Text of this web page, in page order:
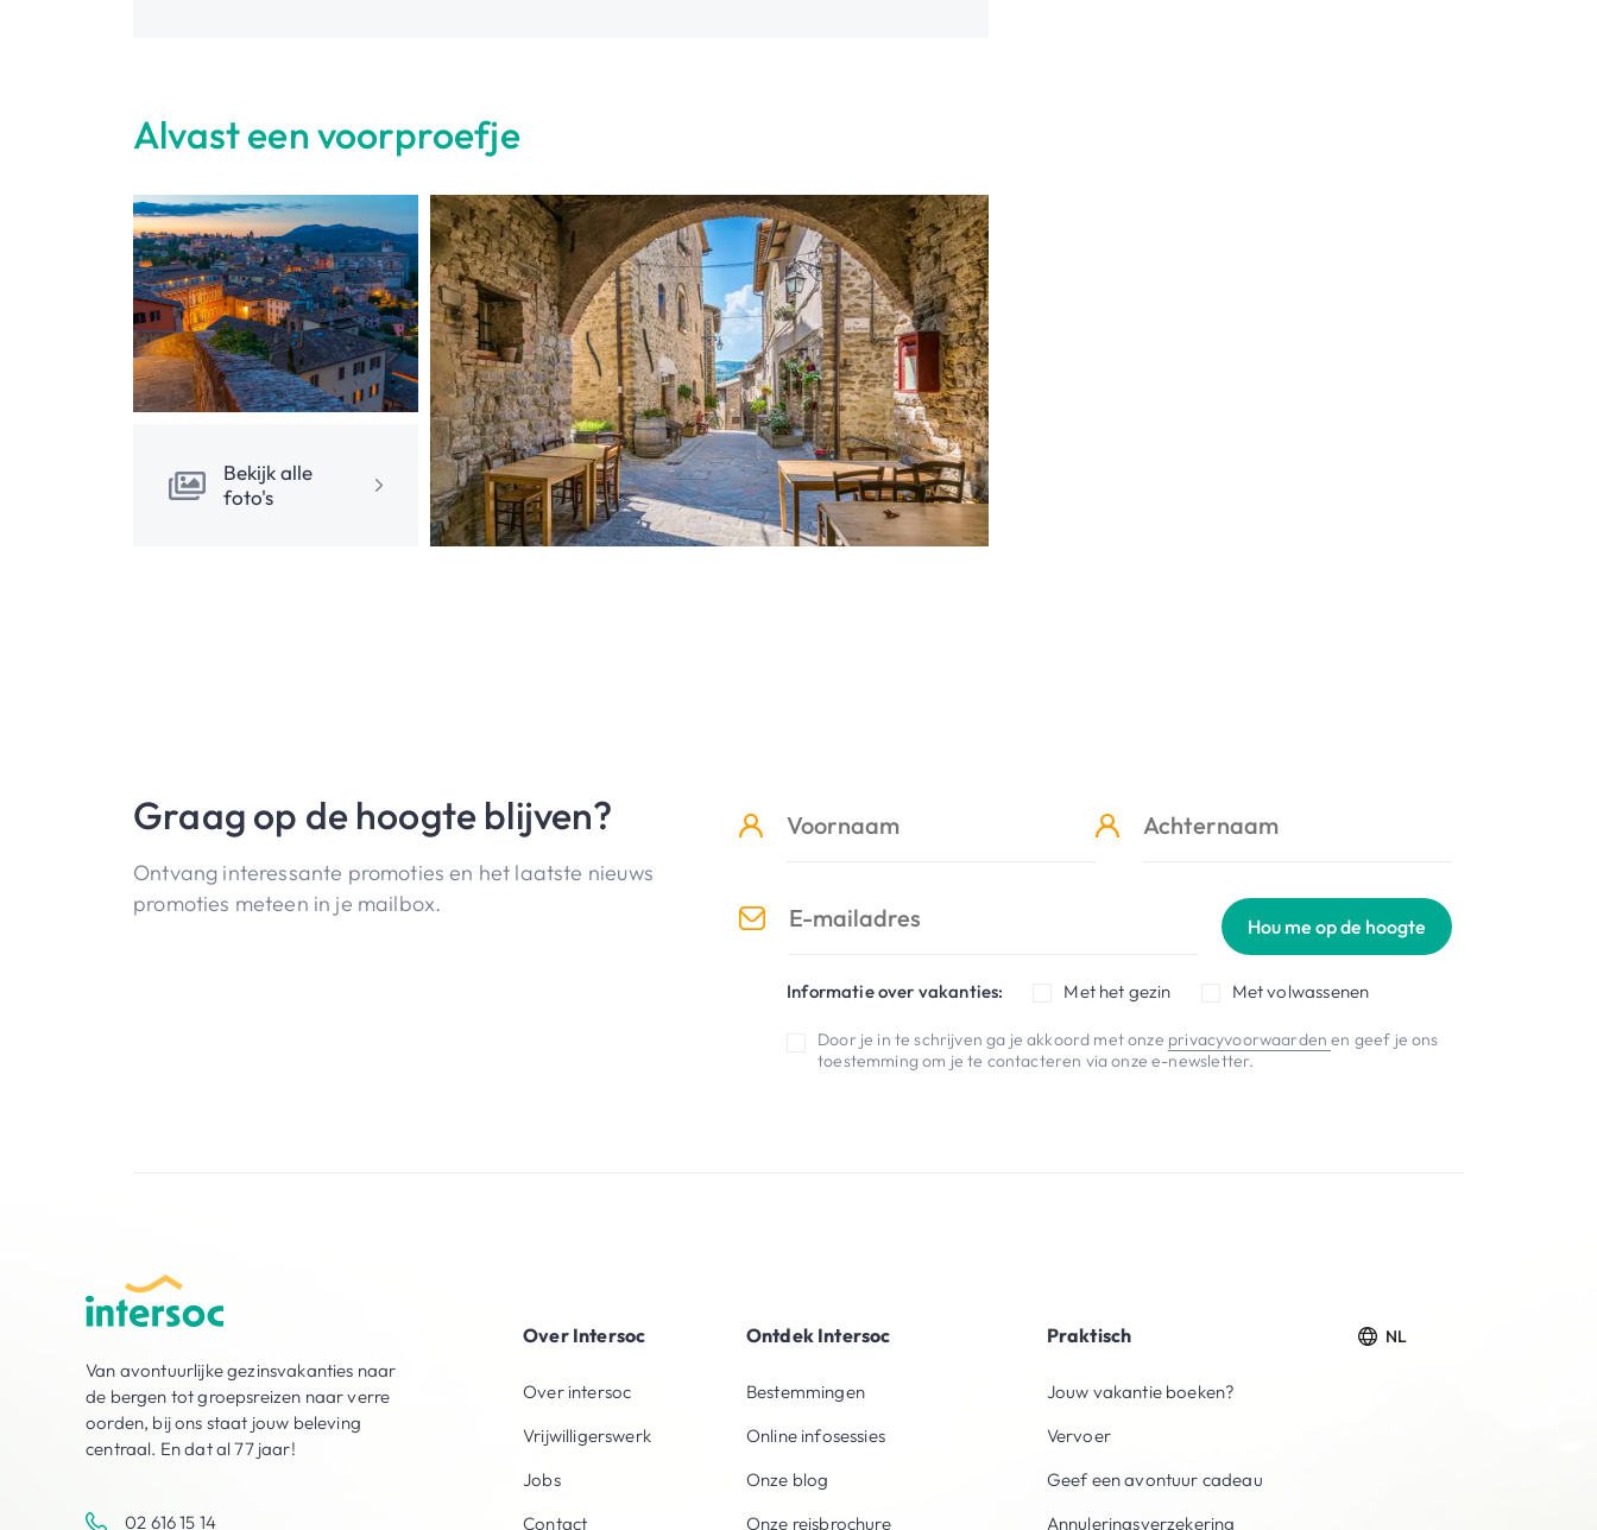
Alvast een voorproefje
Bekijk alle
foto's
Graag op de hoogte blijven?
Ontvang interessante promoties en het laatste nieuws
promoties meteen in je mailbox.
Hou me op de hoogte
Informatie over vakanties: Met het gezin Met volwassenen
Door je in te schrijven ga je akkoord met onze privacyvoorwaardenen geef je ons
toestemming om je te contacteren via onze e-newsletter.
Van avontuurlijke gezinsvakanties naar
de bergen tot groepsreizen naar verre
oorden, bij ons staat jouw beleving
centraal. En dat al 77 jaar!
02 616 15 14
Over Intersoc
Over intersoc
Vrijwilligerswerk
Jobs
Contact
Ontdek Intersoc
Bestemmingen
Online infosessies
Onze blog
Onze reisbrochure
Praktisch
Jouw vakantie boeken?
Vervoer
Geef een avontuur cadeau
Annuleringsverzekering
NL